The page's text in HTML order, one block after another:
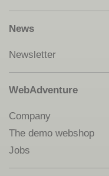
News
Newsletter
WebAdventure
Company
The demo webshop
Jobs